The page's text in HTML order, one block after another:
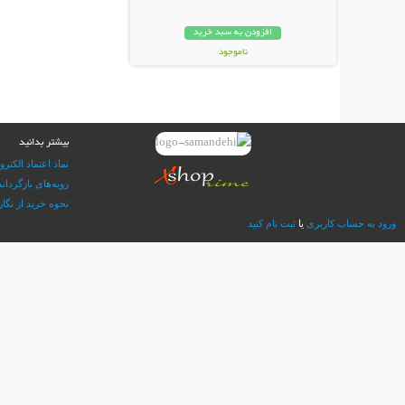
افزودن به سبد خرید
ناموجود
بیشتر بدانید
نماد اعتماد
رویه‌های
نحوه خرید از نگار
ورود به حساب کاربری یا ثبت نام کنید